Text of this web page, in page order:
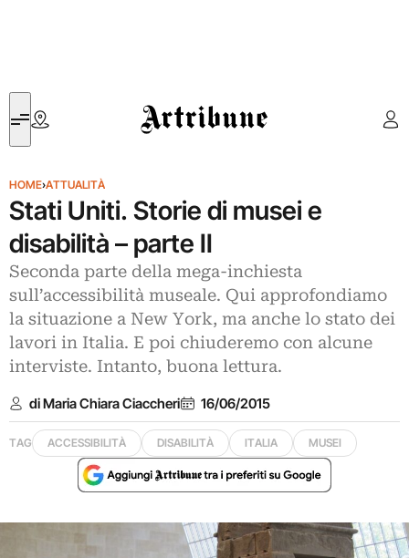
Artribune
HOME›ATTUALITÀ
Stati Uniti. Storie di musei e
disabilità – parte II
Seconda parte della mega-inchiesta
sull’accessibilità museale. Qui approfondiamo
la situazione a New York, ma anche lo stato dei
lavori in Italia. E poi chiuderemo con alcune
interviste. Intanto, buona lettura.
di Maria Chiara Ciaccheri 16/06/2015
TAG ACCESSIBILITÀ DISABILITÀ ITALIA MUSEI